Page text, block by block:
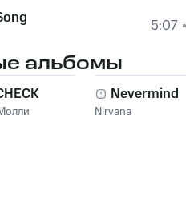
5:07
альбомы
Nevermind
Nirvana